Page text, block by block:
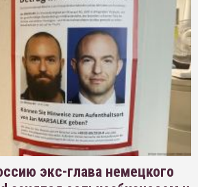
экс-глава немецкого